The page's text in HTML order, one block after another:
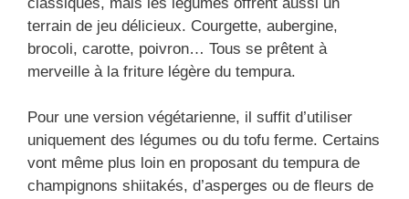
terrain de jeu délicieux. Courgette, aubergine,
brocoli, carotte, poivron… Tous se prêtent à
merveille à la friture légère du tempura.
Pour une version végétarienne, il suffit d’utiliser
uniquement des légumes ou du tofu ferme. Certains
vont même plus loin en proposant du tempura de
champignons shiitakés, d’asperges ou de fleurs de